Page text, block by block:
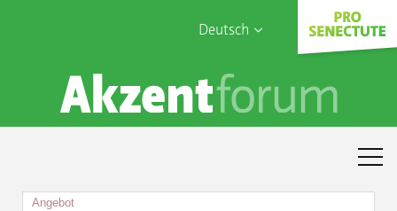
Deutsch
English
Français
Sophia Care
Angebot